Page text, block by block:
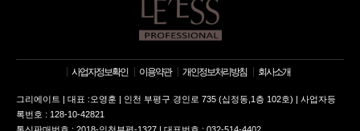
사업자정보확인 이용약관 개인정보처리방침 회사소개
그리에이트 | 대표 :오영훈 | 인천 부평구 경인로 735 (십정동,1층 102호) | 사업자등
록번호 : 128-10-42821